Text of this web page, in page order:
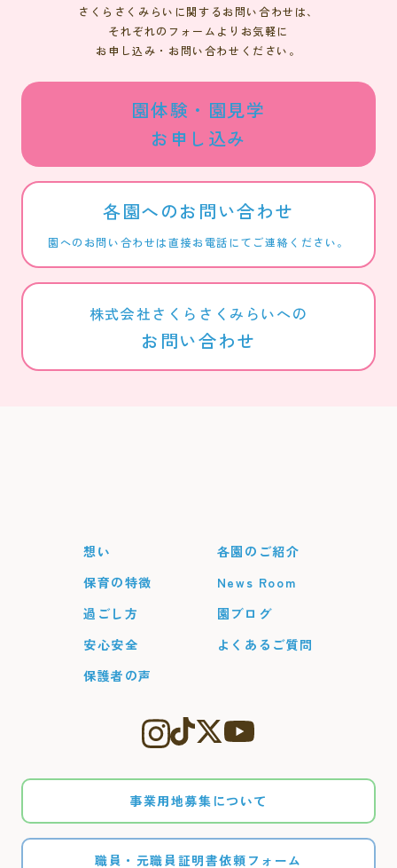
さくらさくみらいに関するお問い合わせは、
それぞれのフォームよりお気軽に
お申し込み・お問い合わせください。
園体験・園見学
お申し込み
各園へのお問い合わせ
園へのお問い合わせは直接お電話にてご連絡ください。
株式会社さくらさくみらいへの
お問い合わせ
想い
保育の特徴
過ごし方
安心安全
保護者の声
各園のご紹介
News Room
園ブログ
よくあるご質問
事業用地募集について
職員・元職員証明書依頼フォーム